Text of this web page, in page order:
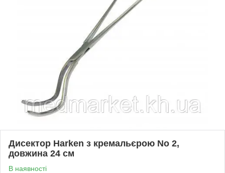
Дисектор Harken з кремальєрою No 2,
довжина 24 см
В наявності